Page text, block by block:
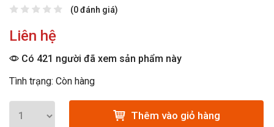
(0 đánh giá)
Liên hệ
Có 421 người đã xem sản phẩm này
Tình trạng: Còn hàng
Thêm vào giỏ hàng